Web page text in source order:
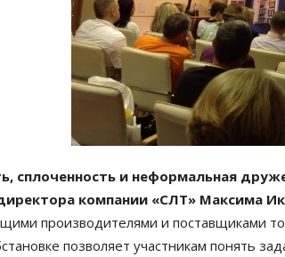
сплоченность и неформальная
компании «СЛТ» Максима
производителями и поставщиками
позволяет участникам понять